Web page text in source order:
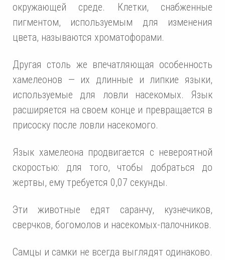
окружающей среде. Клетки, снабженные
пигментом, используемым для изменения
цвета, называются хроматофорами.
Другая столь же впечатляющая особенность
хамелеонов — их длинные и липкие языки,
используемые для ловли насекомых. Язык
расширяется на своем конце и превращается в
присоску после ловли насекомого.
Язык хамелеона продвигается с невероятной
скоростью: для того, чтобы добраться до
жертвы, ему требуется 0,07 секунды.
Эти животные едят саранчу, кузнечиков,
сверчков, богомолов и насекомых-палочников.
Самцы и самки не всегда выглядят одинаково.